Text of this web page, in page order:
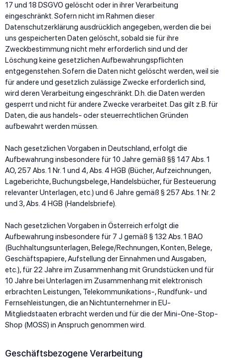
17 und 18 DSGVO gelöscht oder in ihrer Verarbeitung
eingeschränkt. Sofern nicht im Rahmen dieser
Datenschutzerklärung ausdrücklich angegeben, werden die bei
uns gespeicherten Daten gelöscht, sobald sie für ihre
Zweckbestimmung nicht mehr erforderlich sind und der
Löschung keine gesetzlichen Aufbewahrungspflichten
entgegenstehen. Sofern die Daten nicht gelöscht werden, weil sie
für andere und gesetzlich zulässige Zwecke erforderlich sind,
wird deren Verarbeitung eingeschränkt. D.h. die Daten werden
gesperrt und nicht für andere Zwecke verarbeitet. Das gilt z.B. für
Daten, die aus handels- oder steuerrechtlichen Gründen
aufbewahrt werden müssen.
Nach gesetzlichen Vorgaben in Deutschland, erfolgt die
Aufbewahrung insbesondere für 10 Jahre gemäß §§ 147 Abs. 1
AO, 257 Abs. 1 Nr. 1 und 4, Abs. 4 HGB (Bücher, Aufzeichnungen,
Lageberichte, Buchungsbelege, Handelsbücher, für Besteuerung
relevanter Unterlagen, etc.) und 6 Jahre gemäß § 257 Abs. 1 Nr. 2
und 3, Abs. 4 HGB (Handelsbriefe).
Nach gesetzlichen Vorgaben in Österreich erfolgt die
Aufbewahrung insbesondere für 7 J gemäß § 132 Abs. 1 BAO
(Buchhaltungsunterlagen, Belege/Rechnungen, Konten, Belege,
Geschäftspapiere, Aufstellung der Einnahmen und Ausgaben,
etc.), für 22 Jahre im Zusammenhang mit Grundstücken und für
10 Jahre bei Unterlagen im Zusammenhang mit elektronisch
erbrachten Leistungen, Telekommunikations-, Rundfunk- und
Fernsehleistungen, die an Nichtunternehmer in EU-
Mitgliedstaaten erbracht werden und für die der Mini-One-Stop-
Shop (MOSS) in Anspruch genommen wird.
Geschäftsbezogene Verarbeitung